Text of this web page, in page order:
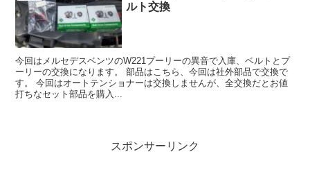
ルト交換
今回はメルセデスベンツのW221プーリーの異音で入庫、ベルトとプ
ーリーの交換になります。 部品はこちら、今回は社外部品で交換で
す。 今回はオートテンショナーは交換しませんが、全交換だとお値
打ちなセット部品を購入...
スポンサーリンク